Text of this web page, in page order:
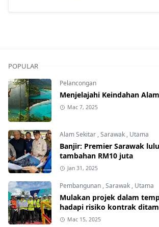
POPULAR
Pelancongan
Menjelajahi Keindahan
Mac 7, 2025
Alam Sekitar ,Sarawak , Utama
Banjir: Premier Sarawak
tambahan RM10 juta
Jan 31, 2025
Pembangunan ,Sarawak , Utama
Mulakan projek dalam
hadapi risiko kontrak
Mac 15, 2025